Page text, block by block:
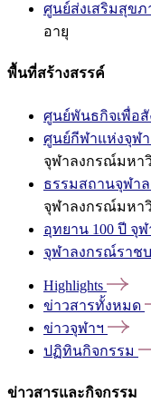
ศูนย์ส่งเสริมสุขภ
อายุ
พื้นที่สร้างสรรค์
ศูนย์พันธกิจเพื่อ
ศูนย์กีฬาแห่งจุฬ
จุฬาลงกรณ์มหา
ธรรมสถานจุฬา
จุฬาลงกรณ์มหา
อุทยาน 100 ปี จุฬ
จุฬาลงกรณ์ราช
Highlights
ข่าวสารทั้งหมด
ข่าวจุฬาฯ
ปฏิทินกิจกรรม
ข่าวสารและกิจกรรม